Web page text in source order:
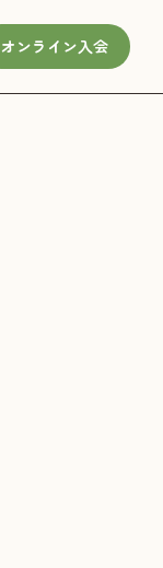
オンライン入会